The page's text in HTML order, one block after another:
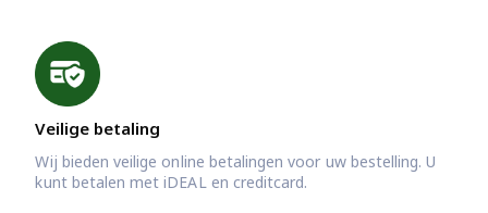
Veilige betaling
Wij bieden veilige online betalingen voor uw bestelling. U
kunt betalen met iDEAL en creditcard.